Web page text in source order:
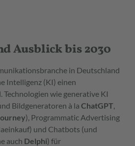
Ausblick bis 2030
in Deutschland
Intelligenz (KI) einen
wie generative KI
Bildgeneratoren à laChatGPT,
), Programmatic Advertising
und Chatbots (und
auch Delphi) für